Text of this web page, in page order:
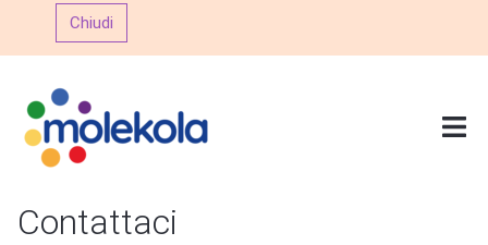
Chiudi
Contattaci